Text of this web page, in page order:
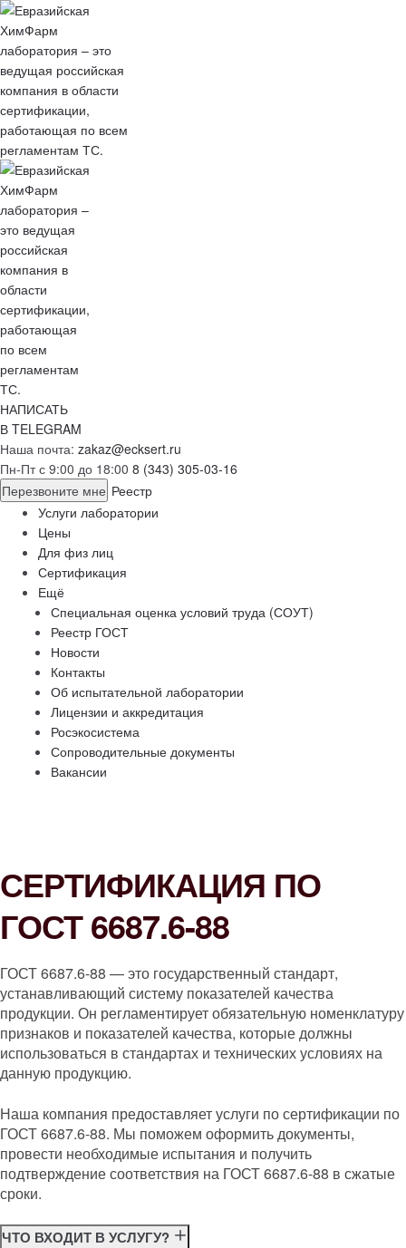
НАПИСАТЬ
В TELEGRAM
Наша почта: zakaz@ecksert.ru
Пн-Пт с 9:00 до 18:00 8 (343) 305-03-16
Перезвоните мне Реестр
Услуги лаборатории
Цены
Для физ лиц
Сертификация
Ещё
Специальная оценка условий труда (СОУТ)
Реестр ГОСТ
Новости
Контакты
Об испытательной лаборатории
Лицензии и аккредитация
Росэкосистема
Сопроводительные документы
Вакансии
СЕРТИФИКАЦИЯ ПО
ГОСТ 6687.6-88
ГОСТ 6687.6-88 — это государственный стандарт,
устанавливающий систему показателей качества
продукции. Он регламентирует обязательную номенклатуру
признаков и показателей качества, которые должны
использоваться в стандартах и технических условиях на
данную продукцию.
Наша компания предоставляет услуги по сертификации по
ГОСТ 6687.6-88. Мы поможем оформить документы,
провести необходимые испытания и получить
подтверждение соответствия на ГОСТ 6687.6-88 в сжатые
сроки.
ЧТО ВХОДИТ В УСЛУГУ?